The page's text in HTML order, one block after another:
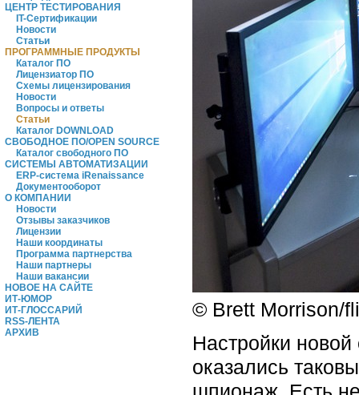
ЦЕНТР ТЕСТИРОВАНИЯ
IT-Сертификации
Новости
Статьи
ПРОГРАММНЫЕ ПРОДУКТЫ
Каталог ПО
Лицензиатор ПО
Схемы лицензирования
Новости
Вопросы и ответы
Статьи
Каталог DOWNLOAD
СВОБОДНОЕ ПО/OPEN SOURCE
Каталог свободного ПО
СИСТЕМЫ АВТОМАТИЗАЦИИ
ERP-система iRenaissance
Документооборот
О КОМПАНИИ
Новости
Отзывы заказчиков
Лицензии
Наши координаты
Программа партнерства
Наши партнеры
Наши вакансии
НОВОЕ НА САЙТЕ
ИТ-ЮМОР
ИТ-ГЛОССАРИЙ
RSS-ЛЕНТА
АРХИВ
© Brett Morrison/
Настройки
оказались